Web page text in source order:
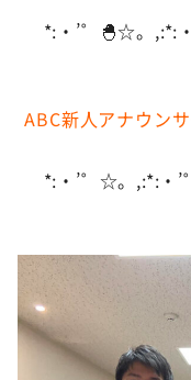
新婚さんいらっ
アナ回覧板
*:・’゜🐣☆。,:*:
ABC新人アナウン
*:・’゜☆。,:*:・’